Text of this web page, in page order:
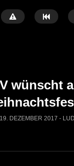
Kulturherbst
wünscht
19. DEZEMBER 2017 -